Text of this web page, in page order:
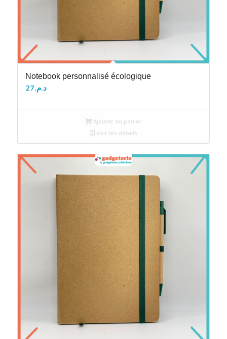
Notebook personnalisé écologique
د.م.27
Ajouter au panier
Voir les détails